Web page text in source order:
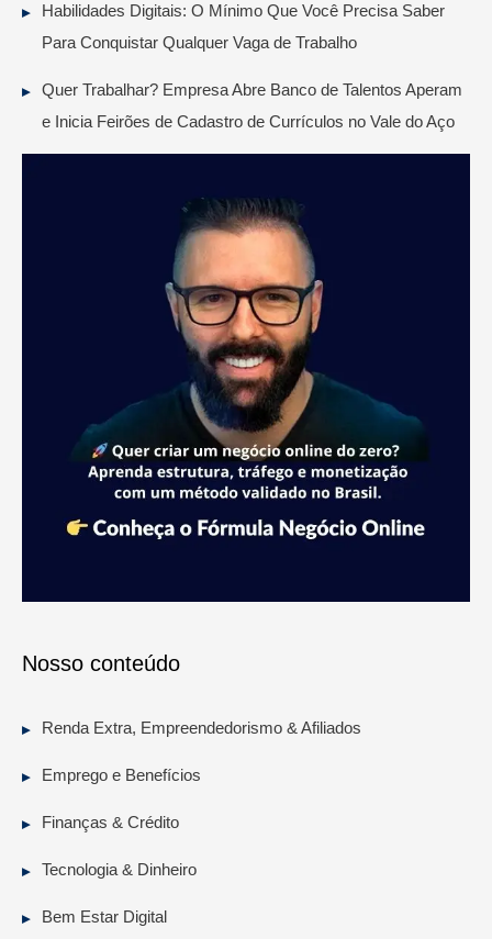
Habilidades Digitais: O Mínimo Que Você Precisa Saber
Para Conquistar Qualquer Vaga de Trabalho
Quer Trabalhar? Empresa Abre Banco de Talentos Aperam
e Inicia Feirões de Cadastro de Currículos no Vale do Aço
Nosso conteúdo
Renda Extra, Empreendedorismo & Afiliados
Emprego e Benefícios
Finanças & Crédito
Tecnologia & Dinheiro
Bem Estar Digital